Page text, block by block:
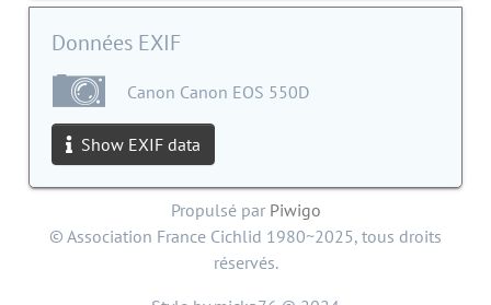
Données EXIF
Canon Canon EOS 550D
Show EXIF data
Propulsé par Piwigo
© Association France Cichlid 1980~2025, tous droits
réservés.